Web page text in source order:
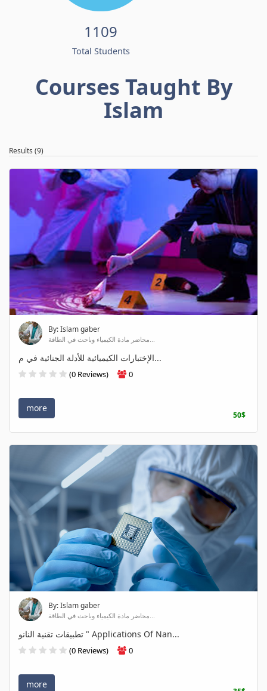
1109
Total Students
Courses Taught By
Islam
Results (9)
By: Islam gaber
محاضر مادة الكيمياء وباحث في الطاقة...
الإختبارات الكيميائية للأدلة الجنائية في م...
(0 Reviews) 0
more
50$
By: Islam gaber
محاضر مادة الكيمياء وباحث في الطاقة...
تطبيقات تقنية النانو " Applications Of Nan...
(0 Reviews) 0
more